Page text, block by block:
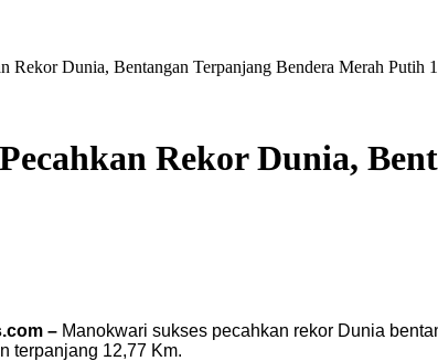
Rekor Dunia, Bentangan Terpanjang Bendera Merah Putih
Rekor Dunia,
– Manokwari sukses pecahkan rekor Dunia
terpanjang 12,77 Km.